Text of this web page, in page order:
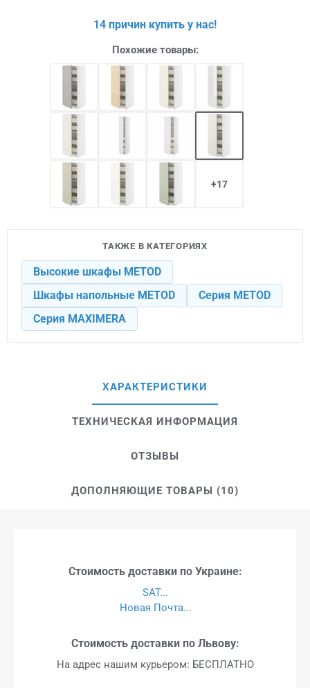
14 причин купить у нас!
Похожие товары:
+17
ТАКЖЕ В КАТЕГОРИЯХ
Высокие шкафы METOD
Шкафы напольные METOD
Серия METOD
Серия MAXIMERA
ХАРАКТЕРИСТИКИ
ТЕХНИЧЕСКАЯ ИНФОРМАЦИЯ
ОТЗЫВЫ
ДОПОЛНЯЮЩИЕ ТОВАРЫ (10)
Стоимость доставки по Украине:
SAT...
Новая Почта...
Стоимость доставки по Львову:
На адрес нашим курьером: БЕСПЛАТНО